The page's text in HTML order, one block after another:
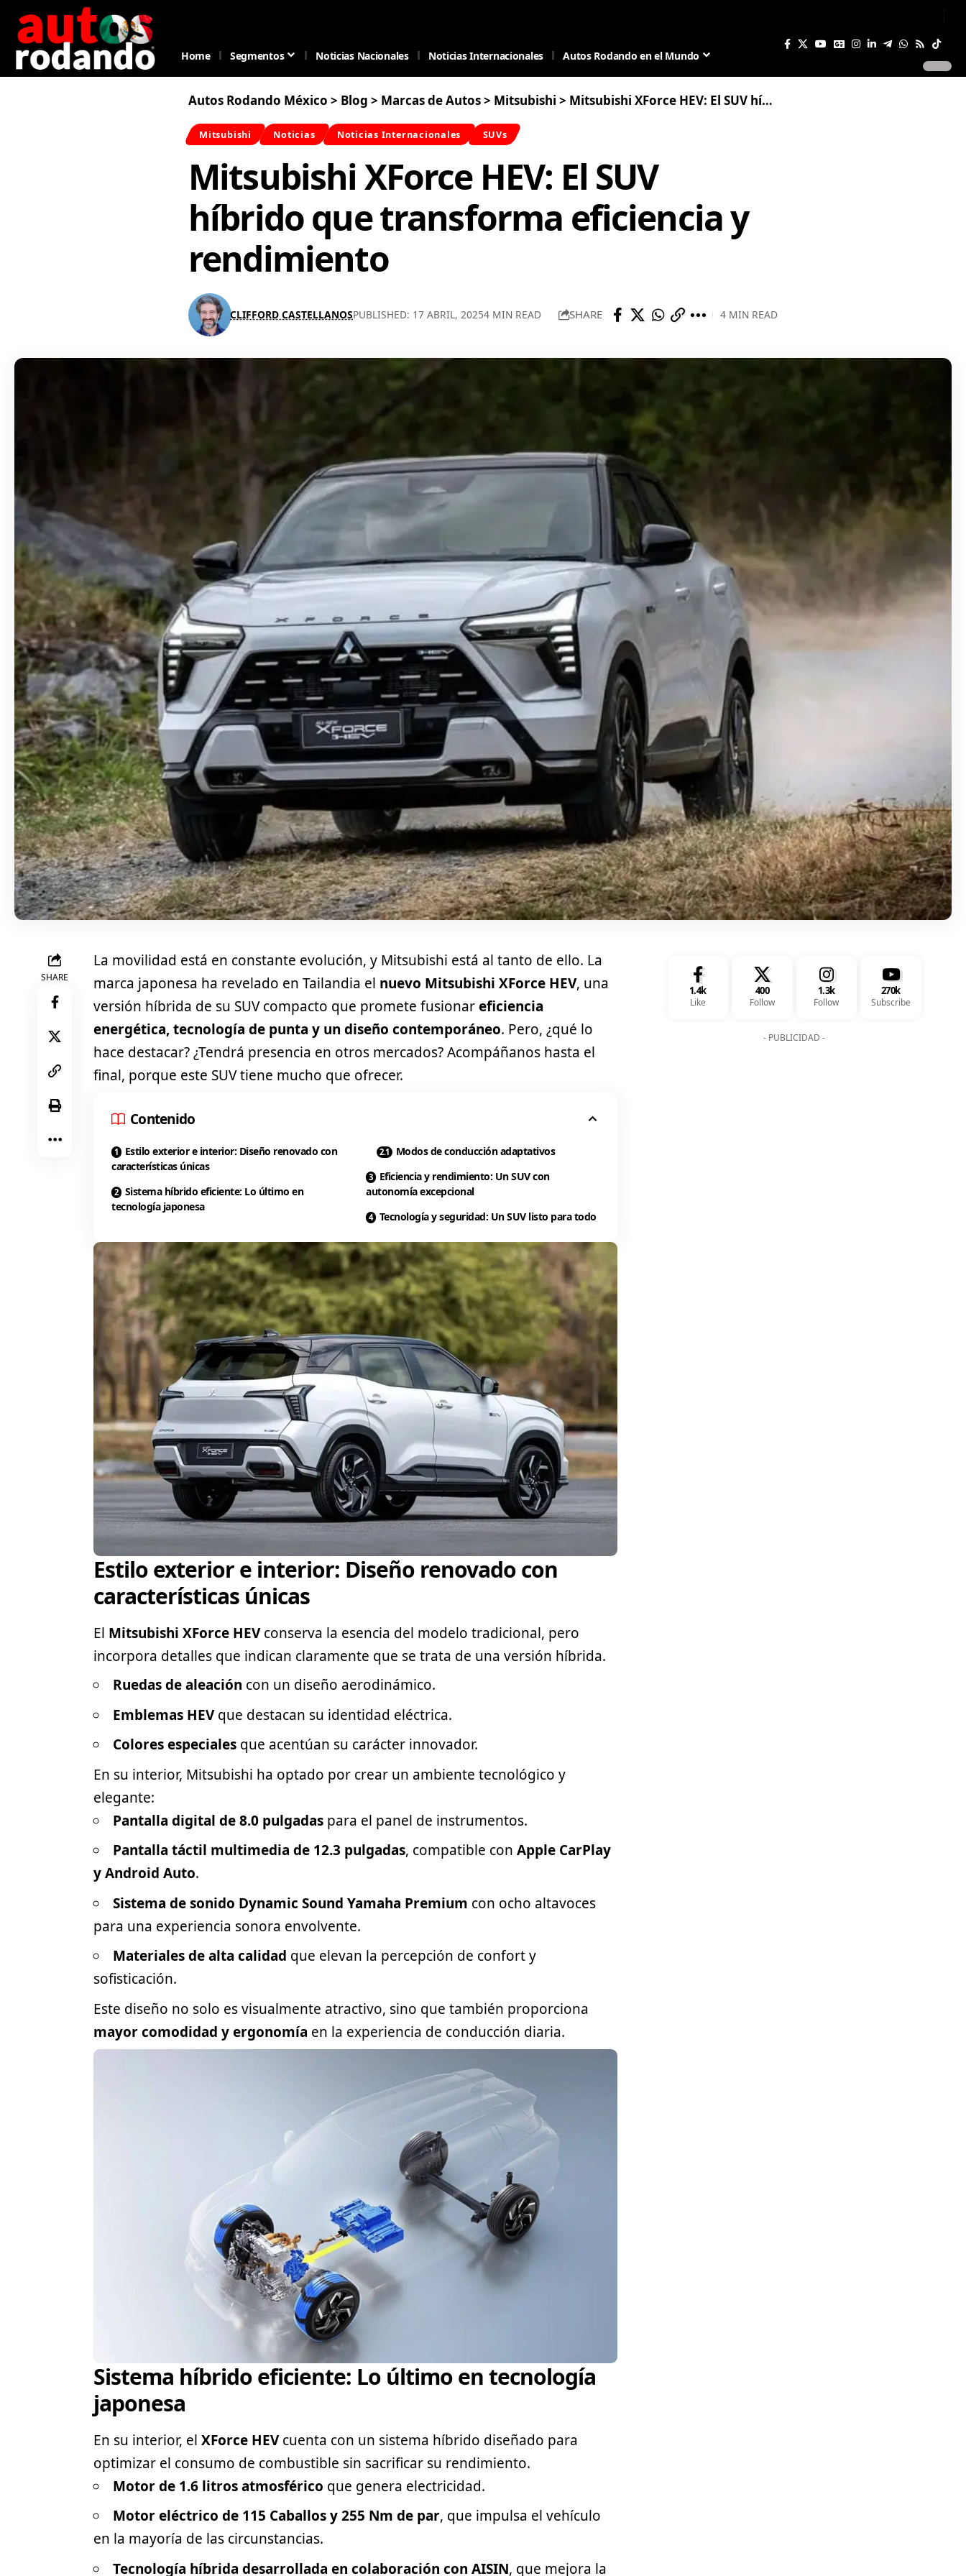
Home Segmentos Noticias Nacionales Noticias Internacionales Autos Rodando en el Mundo
Autos Rodando México > Blog > Marcas de Autos> Mitsubishi > Mitsubishi XForce HEV: El SUV híbrido que transforma eficiencia y rendimiento
Mitsubishi Noticias Noticias Internacionales SUVs
Mitsubishi XForce HEV: El SUV
híbrido que transforma eficiencia y
rendimiento
CLIFFORD CASTELLANOSPUBLISHED: 17 ABRIL, 20254 MIN READ SHARE 4 MIN READ
SHARE
La movilidad está en constante evolución, y Mitsubishi está al tanto de ello. La
marca japonesa ha revelado en Tailandia el nuevo Mitsubishi XForce HEV, una
versión híbrida de su SUV compacto que promete fusionareficiencia
energética, tecnología de punta y un diseño contemporáneo. Pero, ¿qué lo
hace destacar? ¿Tendrá presencia en otros mercados? Acompáñanos hasta el
final, porque este SUVtiene mucho que ofrecer.
Contenido
Estilo exterior e interior: Diseño renovado con
características únicas
Sistema híbrido eficiente: Lo último en
tecnología japonesa
Modos de conducción adaptativos
Eficiencia y rendimiento: Un SUV con
autonomía excepcional
Tecnología y seguridad: Un SUV listo para todo
Estilo exterior e interior: Diseño renovado con
características únicas
El Mitsubishi XForce HEVconserva la esencia del modelo tradicional, pero
incorpora detalles que indican claramente que se trata de una versión híbrida.
Ruedas de aleación con un diseño aerodinámico.
Emblemas HEVque destacan su identidad eléctrica.
Colores especiales que acentúan su carácter innovador.
En su interior, Mitsubishi ha optado por crear un ambiente tecnológico y
elegante:
Pantalla digital de 8.0 pulgadas para el panel de instrumentos.
Pantalla táctil multimedia de 12.3 pulgadas, compatible con Apple CarPlay
y Android Auto.
Sistema de sonido Dynamic Sound Yamaha Premium con ocho altavoces
para una experiencia sonora envolvente.
Materiales de alta calidad que elevan la percepción de confort y
sofisticación.
Este diseño no solo es visualmente atractivo, sino que también proporciona
mayor comodidad y ergonomía en la experiencia de conducción diaria.
Sistema híbrido eficiente: Lo último en tecnología
japonesa
En su interior, el XForce HEVcuenta con un sistema híbrido diseñado para
optimizar el consumo de combustible sin sacrificar su rendimiento.
Motor de 1.6 litros atmosférico que genera electricidad.
Motor eléctrico de 115 Caballos y 255 Nm de par, que impulsa el vehículo
en la mayoría de las circunstancias.
Tecnología híbrida desarrollada en colaboración con AISIN, que mejora la
1.4k
Like
400
Follow
1.3k
Follow
270k
Subscribe
- PUBLICIDAD -